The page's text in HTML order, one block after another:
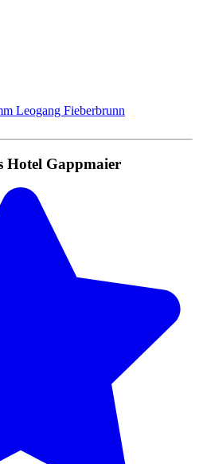
Leogang Fieberbrunn
Hotel Gappmaier